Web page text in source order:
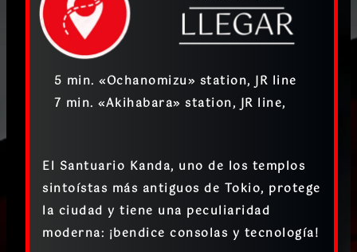
5 min. «Ochanomizu» station, JR line
7 min. «Akihabara» station, JR line,
El Santuario Kanda, uno de los templos
sintoístas más antiguos de Tokio, protege
la ciudad y tiene una peculiaridad
moderna: ¡bendice consolas y tecnología!